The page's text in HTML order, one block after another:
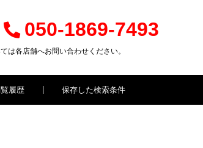
050-1869-7493
は各店舗へお問い合わせください。
履歴 保存した検索条件